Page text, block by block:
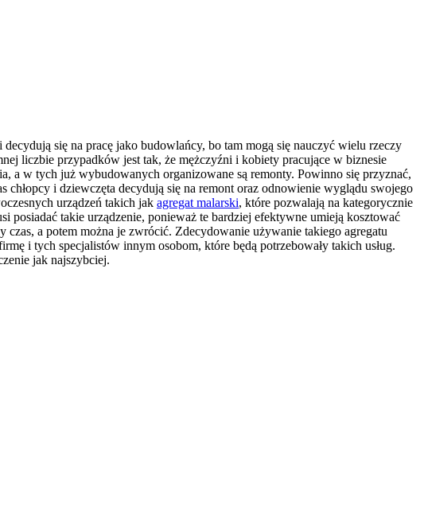
się na pracę jako budowlańcy, bo tam mogą się nauczyć wielu rzeczy
liczbie przypadków jest tak, że mężczyźni i kobiety pracujące w biznesie
a w tych już wybudowanych organizowane są remonty. Powinno się przyznać,
i dziewczęta decydują się na remont oraz odnowienie wyglądu swojego
urządzeń takich jak agregat malarski, które pozwalają na kategorycznie
posiadać takie urządzenie, ponieważ te bardziej efektywne umieją kosztować
a potem można je zwrócić. Zdecydowanie używanie takiego agregatu
i tych specjalistów innym osobom, które będą potrzebowały takich usług.
jak najszybciej.